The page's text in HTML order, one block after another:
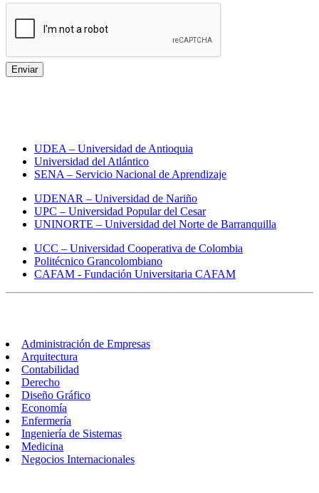
Enviar
UDEA – Universidad de Antioquia
Universidad del Atlántico
SENA – Servicio Nacional de Aprendizaje
UDENAR – Universidad de Nariño
UPC – Universidad Popular del Cesar
UNINORTE – Universidad del Norte de Barranquilla
UCC – Universidad Cooperativa de Colombia
Politécnico Grancolombiano
CAFAM - Fundación Universitaria CAFAM
Administración de Empresas
Arquitectura
Contabilidad
Derecho
Diseño Gráfico
Economía
Enfermería
Ingeniería de Sistemas
Medicina
Negocios Internacionales